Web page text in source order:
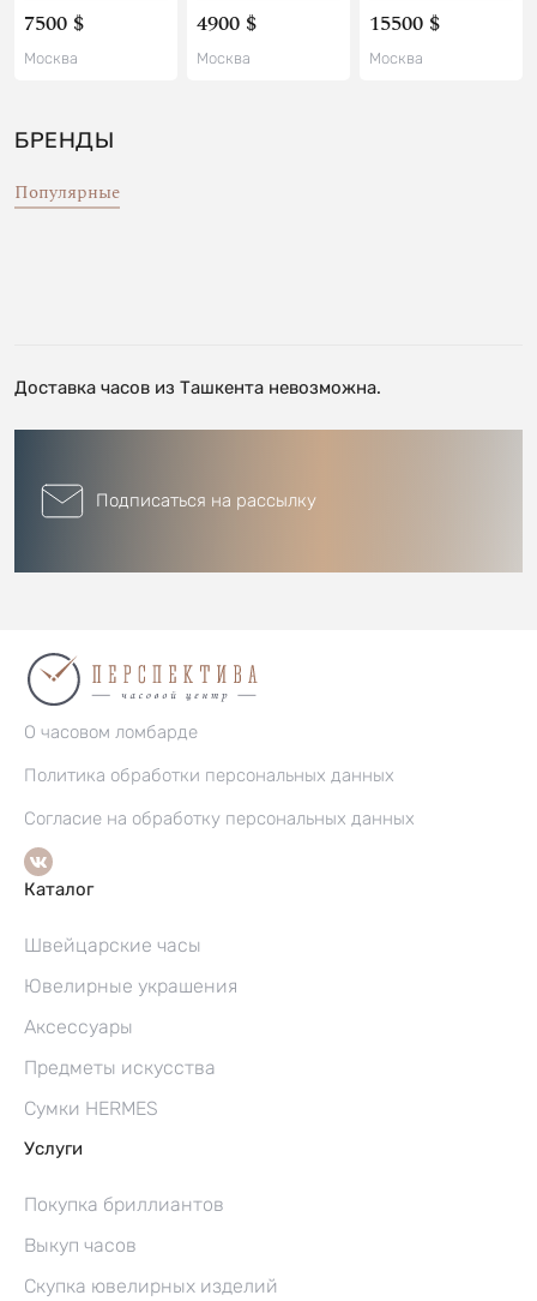
7500 $
Москва
4900 $
Москва
15500 $
Москва
БРЕНДЫ
Популярные
Доставка часов из Ташкента невозможна.
Подписаться на рассылку
О часовом ломбарде
Политика обработки персональных данных
Согласие на обработку персональных данных
Каталог
Швейцарские часы
Ювелирные украшения
Аксессуары
Предметы искусства
Сумки HERMES
Услуги
Покупка бриллиантов
Выкуп часов
Скупка ювелирных изделий